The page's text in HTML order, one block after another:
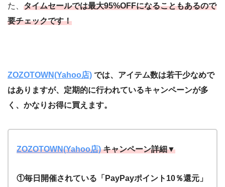
た、 タイムセールでは最大95%OFFになることもあるので
要チェックです！
ZOZOTOWN(Yahoo店) では、アイテム数は若干少なめで
はありますが、定期的に行われているキャンペーンが多
く、かなりお得に買えます。
ZOZOTOWN(Yahoo店)キャンペーン詳細▼
①毎日開催されている「PayPayポイント10％還元」